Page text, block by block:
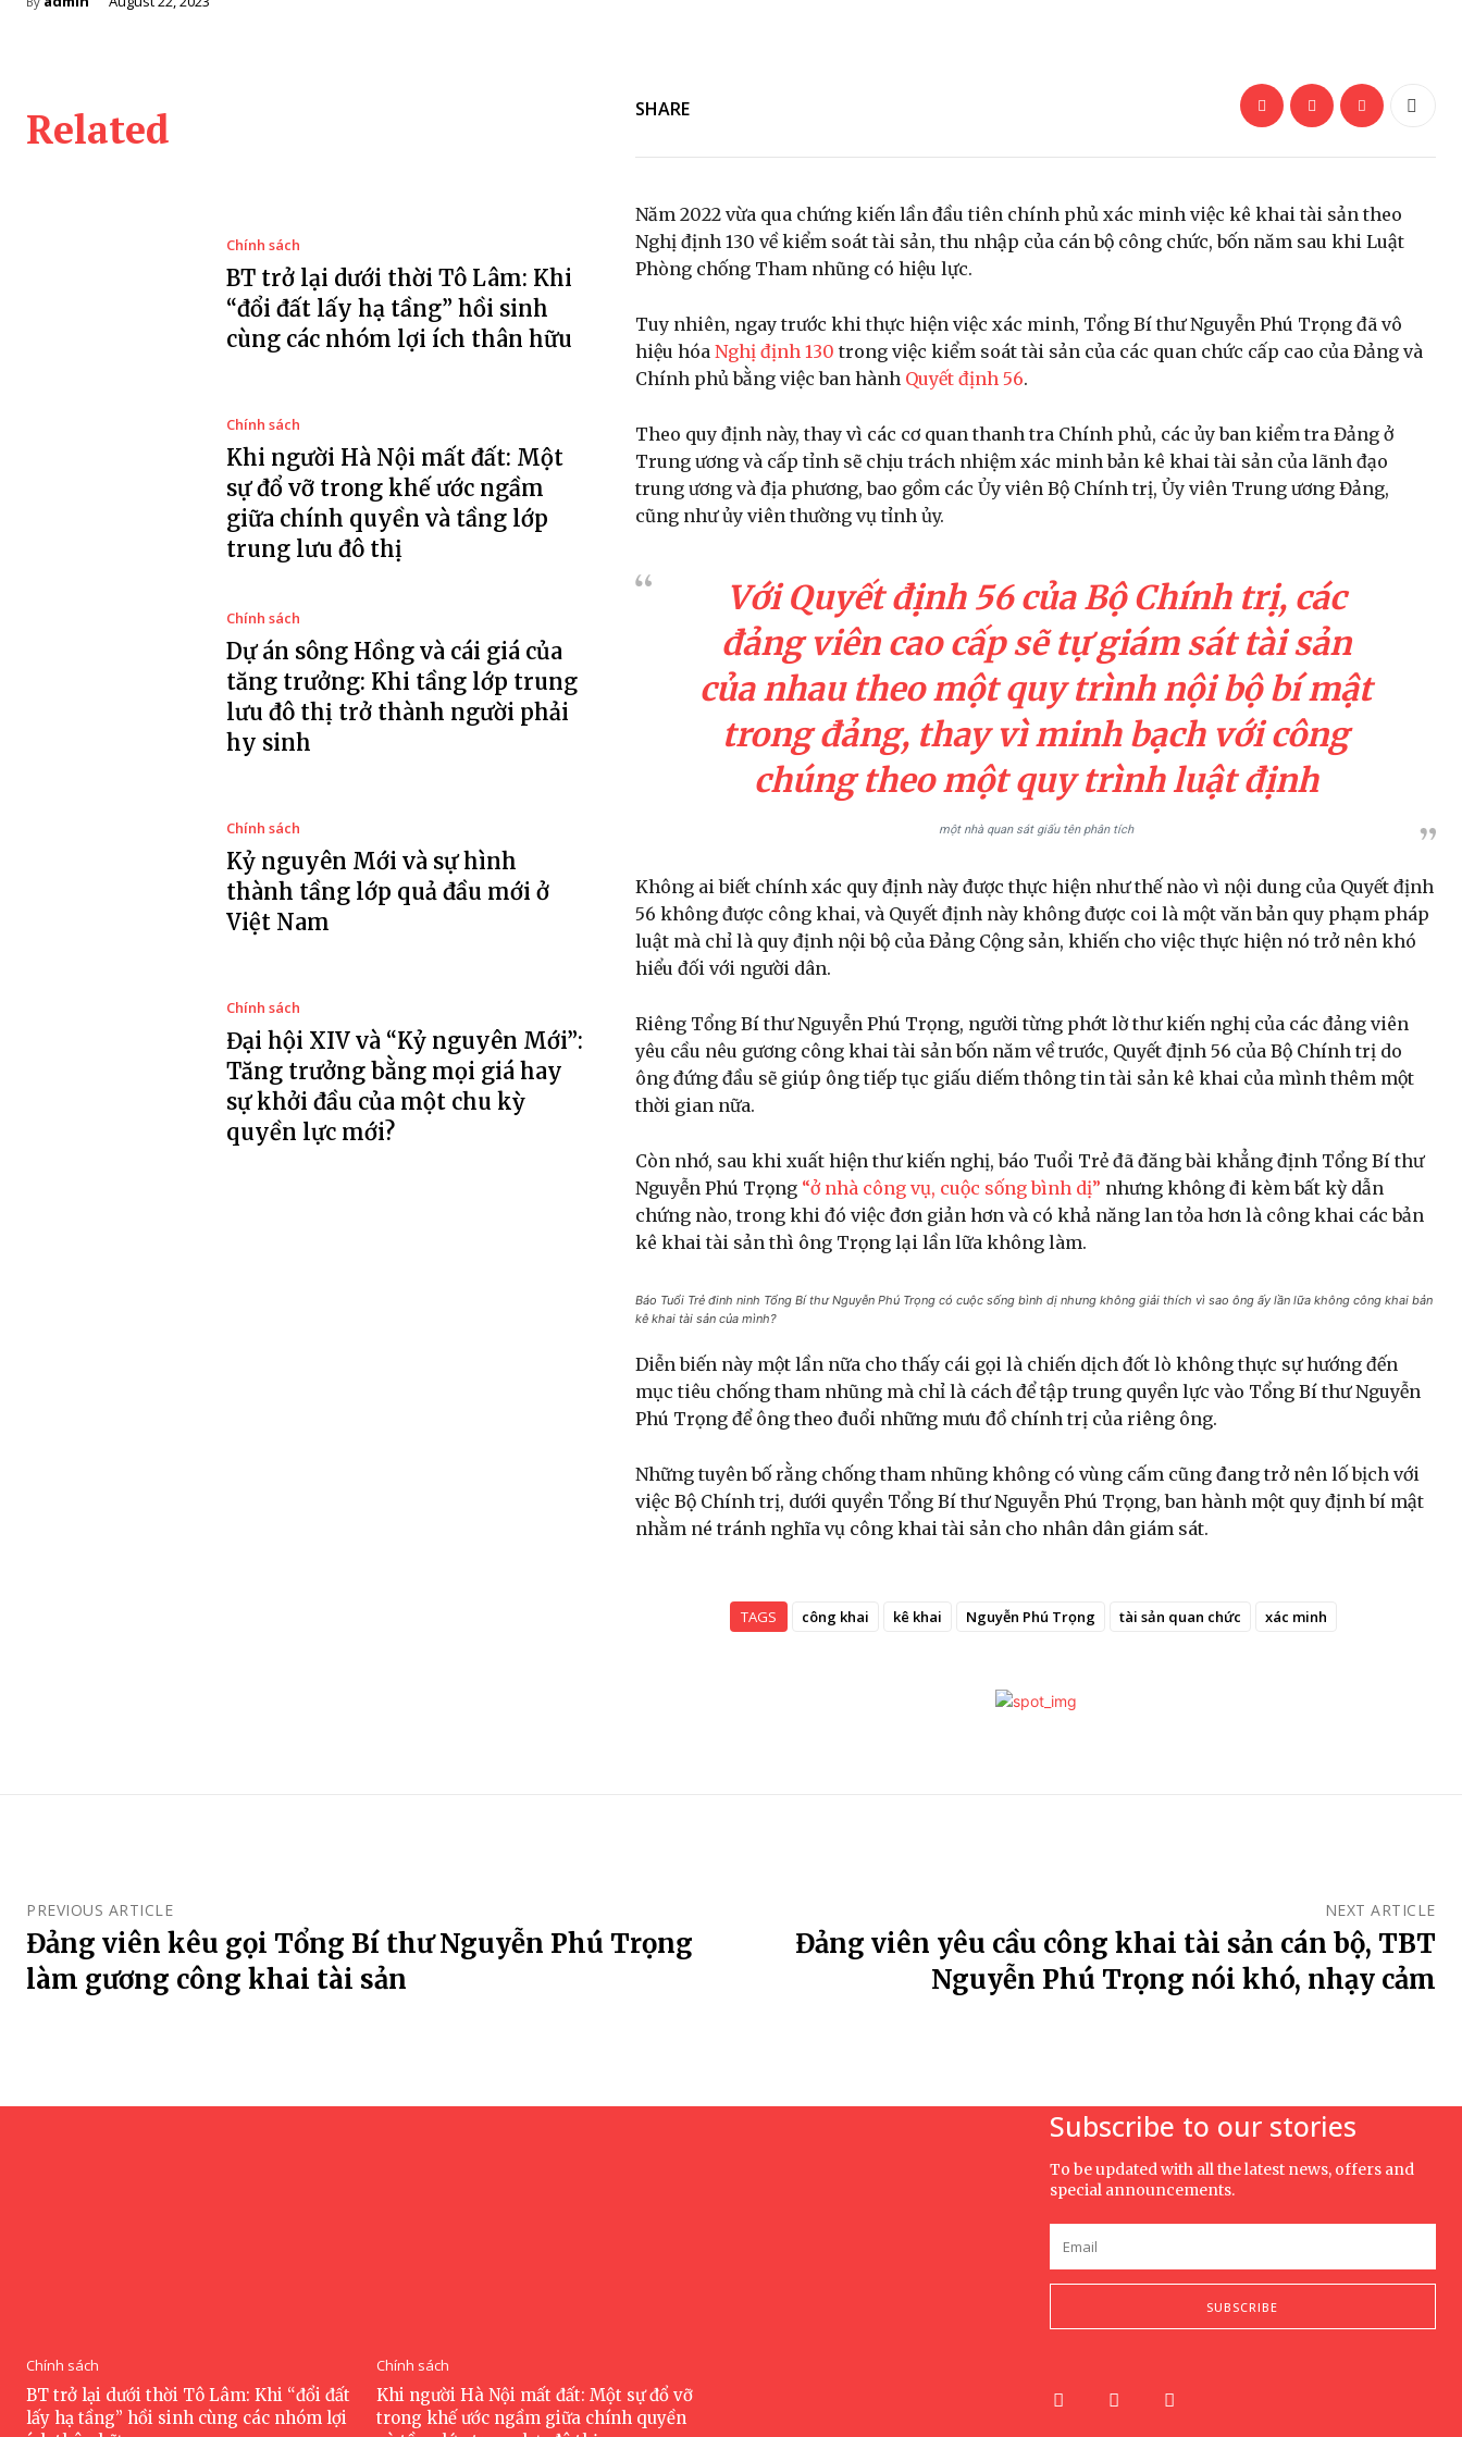
Related
Chính sách
BT trở lại dưới thời Tô Lâm: Khi
“đổi đất lấy hạ tầng” hồi sinh
cùng các nhóm lợi ích thân hữu
Chính sách
Khi người Hà Nội mất đất: Một
sự đổ vỡ trong khế ước ngầm
giữa chính quyền và tầng lớp
trung lưu đô thị
Chính sách
Dự án sông Hồng và cái giá của
tăng trưởng: Khi tầng lớp trung
lưu đô thị trở thành người phải
hy sinh
Chính sách
Kỷ nguyên Mới và sự hình
thành tầng lớp quả đầu mới ở
Việt Nam
Chính sách
Đại hội XIV và “Kỷ nguyên Mới”:
Tăng trưởng bằng mọi giá hay
sự khởi đầu của một chu kỳ
quyền lực mới?
SHARE
Năm 2022 vừa qua chứng kiến lần đầu tiên chính phủ xác minh việc kê khai tài sản theo
Nghị định 130 về kiểm soát tài sản, thu nhập của cán bộ công chức, bốn năm sau khi Luật
Phòng chống Tham nhũng có hiệu lực.
Tuy nhiên, ngay trước khi thực hiện việc xác minh, Tổng Bí thư Nguyễn Phú Trọng đã vô
hiệu hóa Nghị định 130 trong việc kiểm soát tài sản của các quan chức cấp cao của Đảng và
Chính phủ bằng việc ban hành Quyết định 56.
Theo quy định này, thay vì các cơ quan thanh tra Chính phủ, các ủy ban kiểm tra Đảng ở
Trung ương và cấp tỉnh sẽ chịu trách nhiệm xác minh bản kê khai tài sản của lãnh đạo
trung ương và địa phương, bao gồm các Ủy viên Bộ Chính trị, Ủy viên Trung ương Đảng,
cũng như ủy viên thường vụ tỉnh ủy.
Với Quyết định 56 của Bộ Chính trị, các
đảng viên cao cấp sẽ tự giám sát tài sản
của nhau theo một quy trình nội bộ bí mật
trong đảng, thay vì minh bạch với công
chúng theo một quy trình luật định
một nhà quan sát giấu tên phân tích
Không ai biết chính xác quy định này được thực hiện như thế nào vì nội dung của Quyết định
56 không được công khai, và Quyết định này không được coi là một văn bản quy phạm pháp
luật mà chỉ là quy định nội bộ của Đảng Cộng sản, khiến cho việc thực hiện nó trở nên khó
hiểu đối với người dân.
Riêng Tổng Bí thư Nguyễn Phú Trọng, người từng phớt lờ thư kiến nghị của các đảng viên
yêu cầu nêu gương công khai tài sản bốn năm về trước, Quyết định 56 của Bộ Chính trị do
ông đứng đầu sẽ giúp ông tiếp tục giấu diếm thông tin tài sản kê khai của mình thêm một
thời gian nữa.
Còn nhớ, sau khi xuất hiện thư kiến nghị, báo Tuổi Trẻ đã đăng bài khẳng định Tổng Bí thư
Nguyễn Phú Trọng “ở nhà công vụ, cuộc sống bình dị” nhưng không đi kèm bất kỳ dẫn
chứng nào, trong khi đó việc đơn giản hơn và có khả năng lan tỏa hơn là công khai các bản
kê khai tài sản thì ông Trọng lại lần lữa không làm.
Báo Tuổi Trẻ đinh ninh Tổng Bí thư Nguyễn Phú Trọng có cuộc sống bình dị nhưng không giải thích vì sao ông ấy lần lữa không công khai bản
kê khai tài sản của mình?
Diễn biến này một lần nữa cho thấy cái gọi là chiến dịch đốt lò không thực sự hướng đến
mục tiêu chống tham nhũng mà chỉ là cách để tập trung quyền lực vào Tổng Bí thư Nguyễn
Phú Trọng để ông theo đuổi những mưu đồ chính trị của riêng ông.
Những tuyên bố rằng chống tham nhũng không có vùng cấm cũng đang trở nên lố bịch với
việc Bộ Chính trị, dưới quyền Tổng Bí thư Nguyễn Phú Trọng, ban hành một quy định bí mật
nhằm né tránh nghĩa vụ công khai tài sản cho nhân dân giám sát.
TAGS công khai kê khai Nguyễn Phú Trọng tài sản quan chức xác minh
PREVIOUS ARTICLE
Đảng viên kêu gọi Tổng Bí thư Nguyễn Phú Trọng
làm gương công khai tài sản
NEXT ARTICLE
Đảng viên yêu cầu công khai tài sản cán bộ, TBT
Nguyễn Phú Trọng nói khó, nhạy cảm
Chính sách
BT trở lại dưới thời Tô Lâm: Khi “đổi đất
lấy hạ tầng” hồi sinh cùng các nhóm lợi
Chính sách
Khi người Hà Nội mất đất: Một sự đổ vỡ
trong khế ước ngầm giữa chính quyền
Subscribe to our stories
To be updated with all the latest news, offers and
special announcements.
SUBSCRIBE